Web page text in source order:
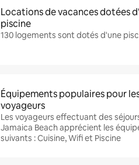
Locations de vacances dotées
piscine
130 logements sont dotés d'une
Équipements populaires pour
voyageurs
Les voyageurs effectuant des
Jamaica Beach apprécient les
suivants : Cuisine, Wifi et Piscine